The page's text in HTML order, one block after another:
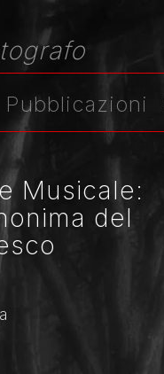
Pubblicazioni
Musicale:
del